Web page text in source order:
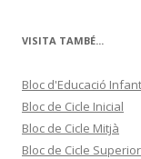
VISITA TAMBÉ...
Bloc d'Educació
Bloc de Cicle Inicial
Bloc de Cicle Mitjà
Bloc de Cicle Superior